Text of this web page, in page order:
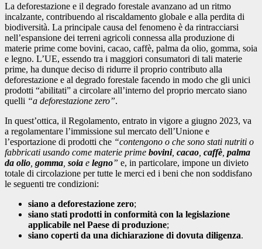
La deforestazione e il degrado forestale avanzano ad un ritmo
incalzante, contribuendo al riscaldamento globale e alla perdita di
biodiversità. La principale causa del fenomeno è da rintracciarsi
nell’espansione dei terreni agricoli connessa alla produzione di
materie prime come bovini, cacao, caffè, palma da olio, gomma, soia
e legno. L’UE, essendo tra i maggiori consumatori di tali materie
prime, ha dunque deciso di ridurre il proprio contributo alla
deforestazione e al degrado forestale facendo in modo che gli unici
prodotti “abilitati” a circolare all’interno del proprio mercato siano
quelli “a deforestazione zero”.
In quest’ottica, il Regolamento, entrato in vigore a giugno 2023, va
a regolamentare l’immissione sul mercato dell’Unione e
l’esportazione di prodotti che “contengono o che sono stati nutriti o
fabbricati usando come materie prime bovini, cacao caffè palma
da olio gomma soia e legno” e, in particolare, impone un divieto
totale di circolazione per tutte le merci ed i beni che non soddisfano
le seguenti tre condizioni:
siano a deforestazione zero;
siano stati prodotti in conformità con la legislazione
applicabile nel Paese di produzione;
siano coperti da una dichiarazione di dovuta diligenza.